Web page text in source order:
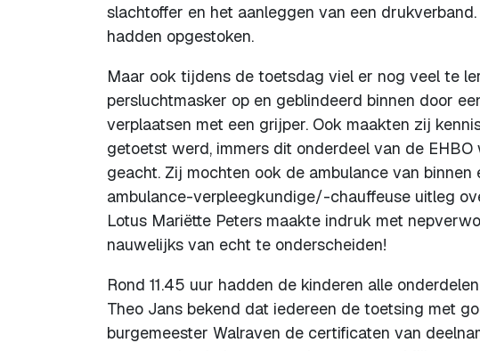
slachtoffer en het aanleggen van een
hadden opgestoken.
Maar ook tijdens de toetsdag viel er nog veel te
persluchtmasker op en geblindeerd binnen door
verplaatsen met een grijper. Ook maakten zij
getoetst werd, immers dit onderdeel van de
geacht. Zij mochten ook de ambulance van
ambulance-verpleegkundige/-chauffeuse uitleg
Lotus Mariëtte Peters maakte indruk met
nauwelijks van echt te onderscheiden!
Rond 11.45 uur hadden de kinderen alle
Theo Jans bekend dat iedereen de toetsing met
burgemeester Walraven de certificaten van